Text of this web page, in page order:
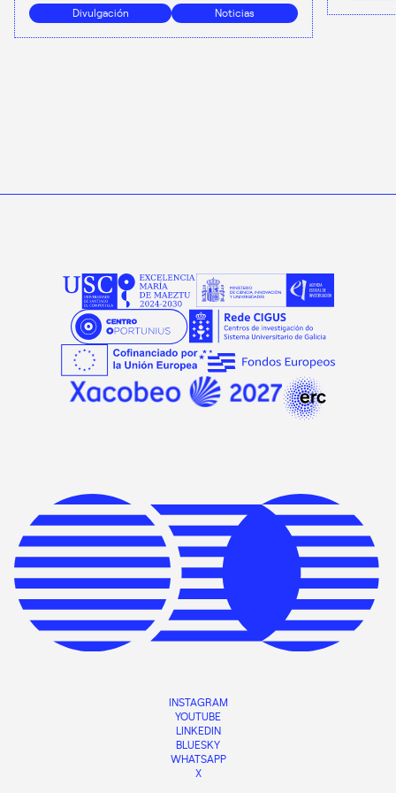
Divulgación Noticias
INSTAGRAM
YOUTUBE
LINKEDIN
BLUESKY
WHATSAPP
X